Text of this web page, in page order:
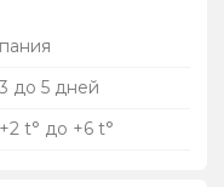
до 5 дней
t° до +6 t°